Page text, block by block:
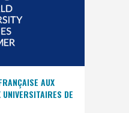
AUX
DE